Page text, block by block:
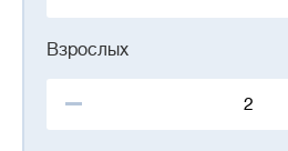
Взрослых